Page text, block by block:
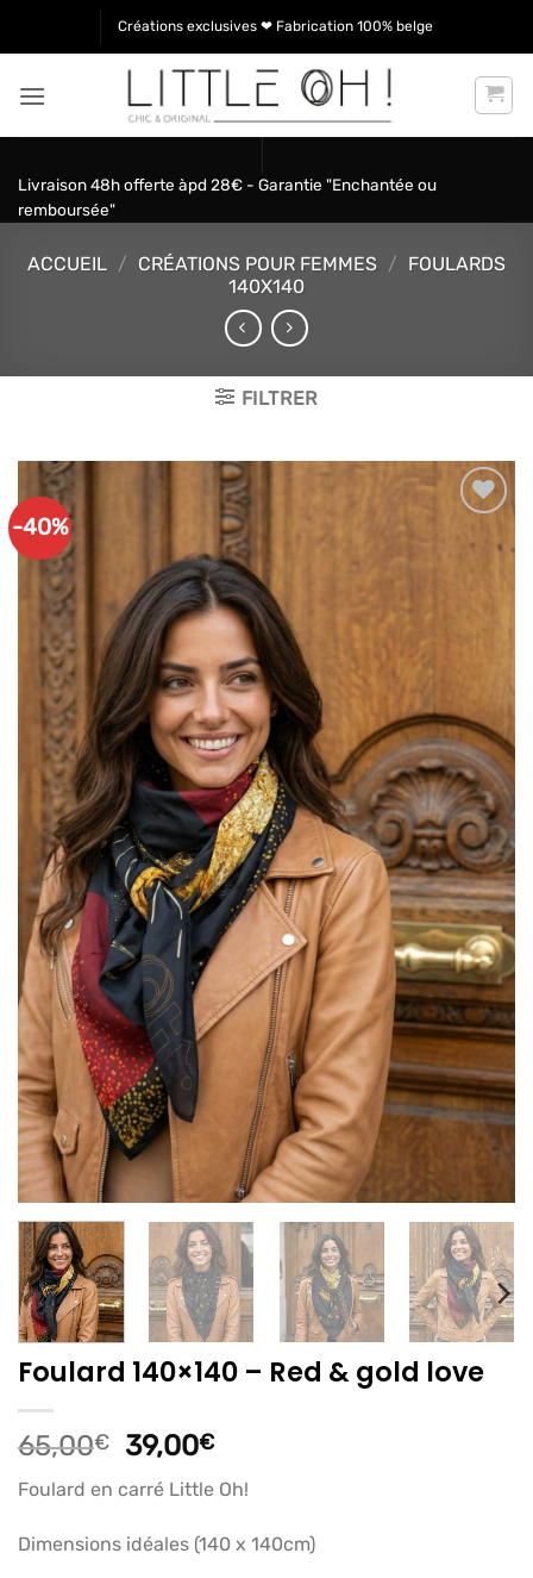
Créations exclusives ❤ Fabrication 100% belge
Livraison 48h offerte àpd 28€ - Garantie "Enchantée ou
remboursée"
ACCUEIL / CRÉATIONS POUR FEMMES / FOULARDS
140X140
FILTRER
-40%
Foulard 140×140 – Red & gold love
65,00€
Le
prix
initial
était :
65,00€.
39,00€Le
prix
actuel
est :
39,00€.
Foulard en carré Little Oh!
Dimensions idéales (140 x 140cm)